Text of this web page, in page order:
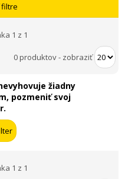
1 z 1
0 produktov- zobraziť
žiadny
pozmeniť svoj
1 z 1